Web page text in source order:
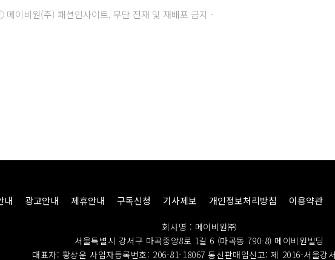
이비원(주) 패션인사이트, 무단 전재 및 재배포 금지 -
내 광고안내 제휴안내 구독신청 기사제보 개인정보처리방침 이용약관
회사명 : 메이비원㈜
서울특별시 강서구 마곡중앙8로 1길 6 (마곡동 790-8) 메이비원빌딩
대표자: 황상윤 사업자등록번호: 206-81-18067통신판매업신고: 제 2016-서울강